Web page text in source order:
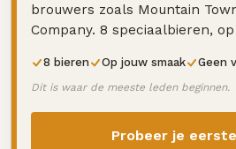
brouwers zoals Mountain
Company. 8 speciaalbieren,
8 bieren Op jouw smaak Geen
Dit is waar de meeste leden beginnen.
Probeer je